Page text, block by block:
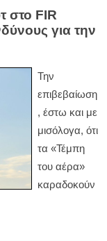
στο FIR
για την
Την
επιβεβαίωση
, έστω και με
μισόλογα, ότι
τα «Τέμπη
του αέρα»
καραδοκούν